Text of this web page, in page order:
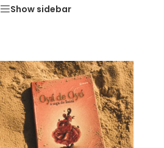
Show sidebar